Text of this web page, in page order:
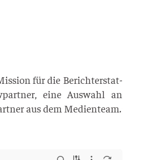
aus dem Medienteam.